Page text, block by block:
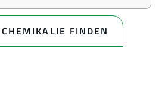
FINDEN